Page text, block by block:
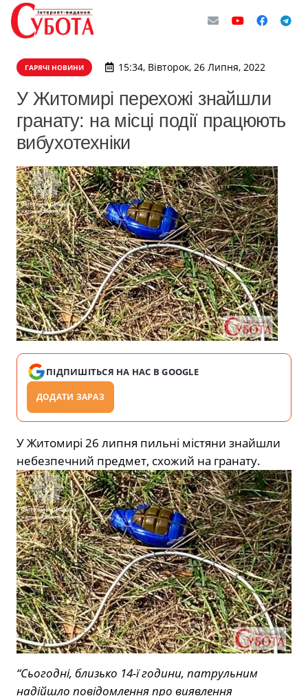
ГАРЯЧІ НОВИНИ 15:34, Вівторок, 26 Липня, 2022
У Житомирі перехожі знайшли
гранату: на місці події працюють
вибухотехніки
ПІДПИШІТЬСЯ НА НАС В GOOGLE
ДОДАТИ ЗАРАЗ
У Житомирі 26 липня пильні містяни знайшли
небезпечний предмет, схожий на гранату.
“Сьогодні, близько 14-ї години, патрульним
надійшло повідомлення про виявлення